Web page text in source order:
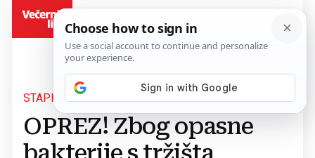
STAPHYLOCOCCUS AUERUS
OPREZ! Zbog opasne